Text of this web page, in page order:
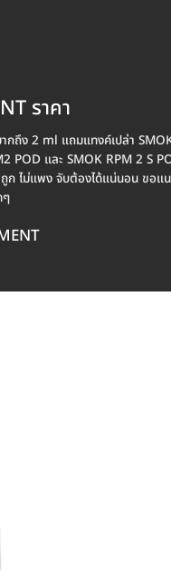
ราคา
ากถึง 2 ml แถมแทงค์เปล่า
POD และ SMOK RPM 2 S
ก ไม่แพง จับต้องได้แน่นอน ขอแ
ๆ